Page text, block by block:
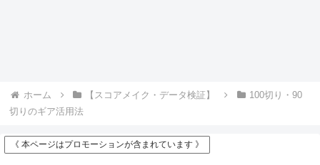
ホーム 【スコアメイク・データ検証】
100切り・90
切りのギア活用法
《 本ページはプロモーションが含まれています 》